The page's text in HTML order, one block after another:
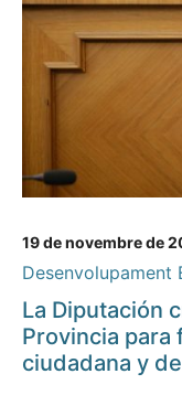
19 de novembre de
Desenvolupament
La Diputación
Provincia para
ciudadana y